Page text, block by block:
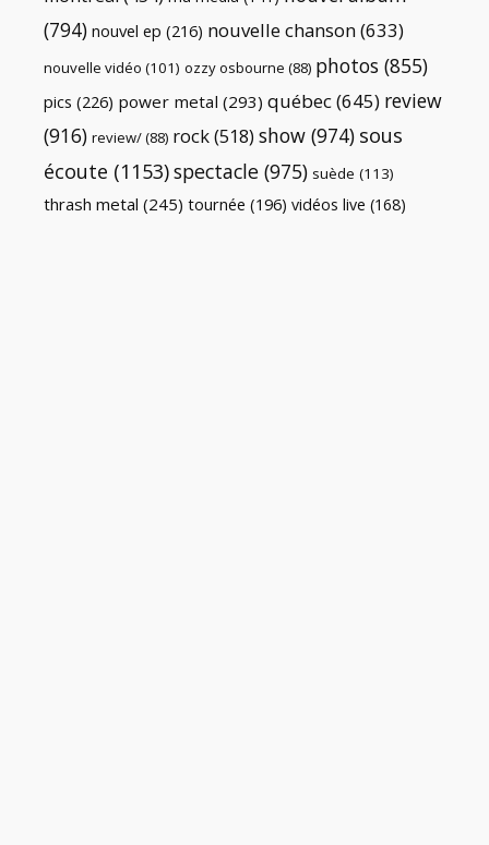
(794) nouvel ep (216) nouvelle chanson(633)
nouvelle vidéo (101) ozzy osbourne (88) photos (855)
pics (226) power metal (293) québec(645) review
(916) review/(88) rock(518) show (974) sous
écoute (1153)spectacle (975) suède (113)
thrash metal (245) tournée (196) vidéos live (168)